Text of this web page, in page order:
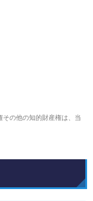
の他の知的財産権は、当